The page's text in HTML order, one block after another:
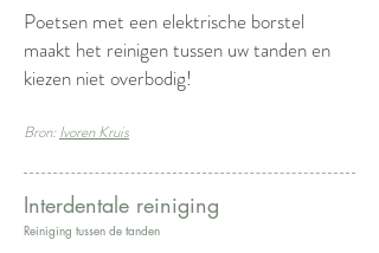
Poetsen met een elektrische borstel
maakt het reinigen tussen uw tanden en
kiezen niet overbodig!
Bron:Ivoren Kruis
Interdentale reiniging
Reiniging tussen de tanden